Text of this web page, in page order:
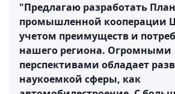
"Предлагаю разработать План
промышленной кооперации
учетом преимуществ и
нашего региона. Огромными
перспективами обладает
наукоемкой сферы, как